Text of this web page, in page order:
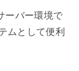
ーバー環境で
ムとして便利